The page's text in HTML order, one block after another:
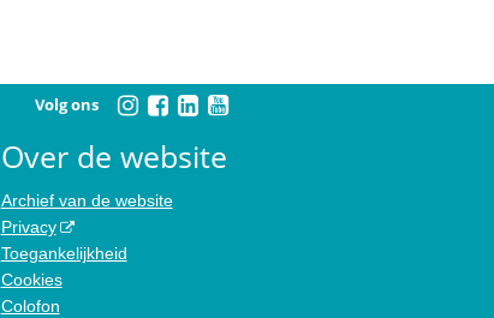
Volg ons
Over de website
Archief van de website
Privacy
Toegankelijkheid
Cookies
Colofon